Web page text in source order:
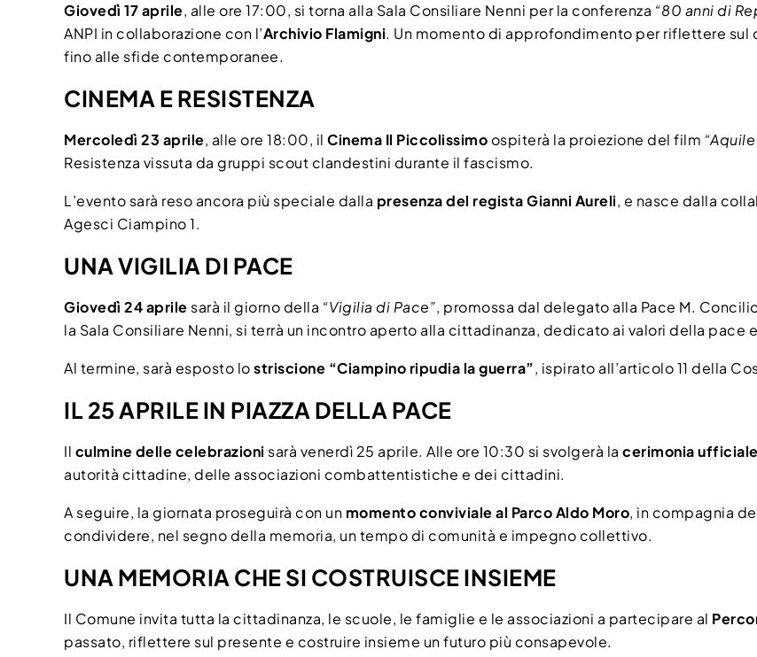
Giovedì 17 aprile, alle ore 17:00, si torna alla Sala Consiliare Nenni per la conferenza “80 anni di
ANPI in collaborazione con l’Archivio Flamigni. Un momento di approfondimento per riflettere
fino alle sfide contemporanee.
CINEMA E RESISTENZA
Mercoledì 23 aprile, alle ore 18:00, il Cinema Il Piccolissimo ospiterà la proiezione del film
Resistenza vissuta da gruppi scout clandestini durante il fascismo.
L’evento sarà reso ancora più speciale dalla presenza del regista Gianni Aureli, e nasce dalla
Agesci Ciampino 1.
UNA VIGILIA DI PACE
Giovedì 24 aprile sarà il giorno della “Vigilia di Pace”, promossa dal delegato alla Pace M.
la Sala Consiliare Nenni, si terrà un incontro aperto alla cittadinanza, dedicato ai valori della pace
Al termine, sarà esposto lostriscione “Ciampino ripudia la guerra”, ispirato all’articolo 11 della
IL 25 APRILE IN PIAZZA DELLA PACE
Il culmine delle celebrazioni sarà venerdì 25 aprile. Alle ore 10:30 si svolgerà la cerimonia ufficiale
autorità cittadine, delle associazioni combattentistiche e dei cittadini.
A seguire, la giornata proseguirà con un momento conviviale al Parco Aldo Moro, in compagnia
condividere, nel segno della memoria, un tempo di comunità e impegno collettivo.
UNA MEMORIA CHE SI COSTRUISCE INSIEME
Il Comune invita tutta la cittadinanza, le scuole, le famiglie e le associazioni a partecipare al
passato, riflettere sul presente e costruire insieme un futuro più consapevole.